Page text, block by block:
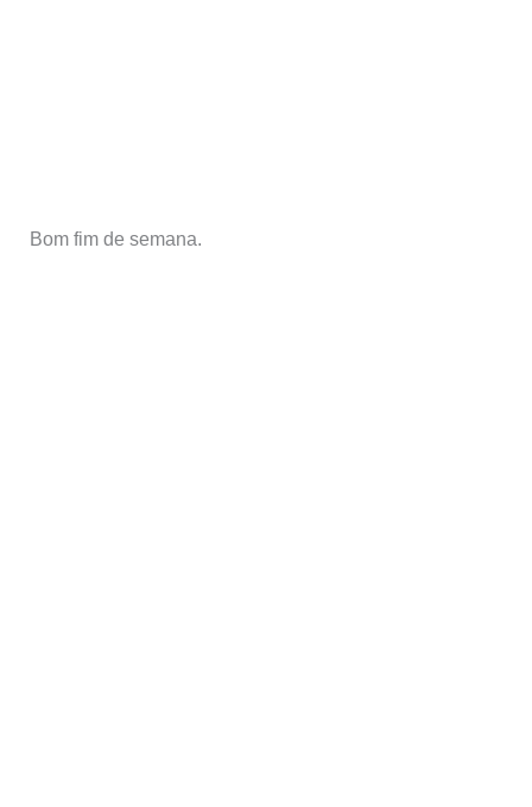
Bom fim de semana.